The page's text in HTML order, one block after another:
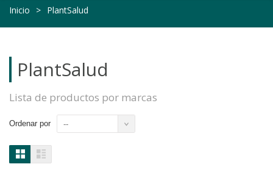
Inicio > PlantSalud
PlantSalud
Lista de productos por marcas
Ordenar por --